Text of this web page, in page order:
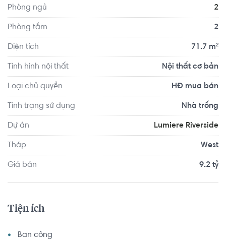
Phòng ngủ 2
Phòng tắm 2
Diện tích 71.7 m²
Tình hình nội thất Nội thất cơ bản
Loại chủ quyền HĐ mua bán
Tình trạng sử dụng Nhà trống
Dự án Lumiere Riverside
Tháp West
Giá bán 9.2 tỷ
Tiện ích
Ban công